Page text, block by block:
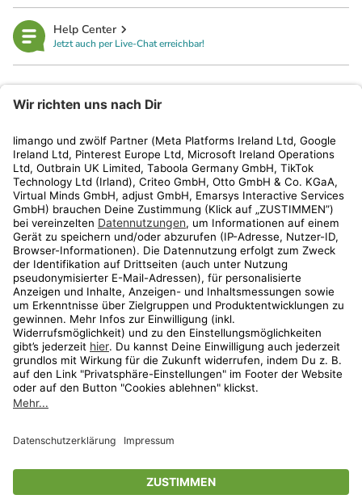
Help Center
Jetzt auch per Live-Chat erreichbar!
Kundenservice
Shop
Aktionen
Travel